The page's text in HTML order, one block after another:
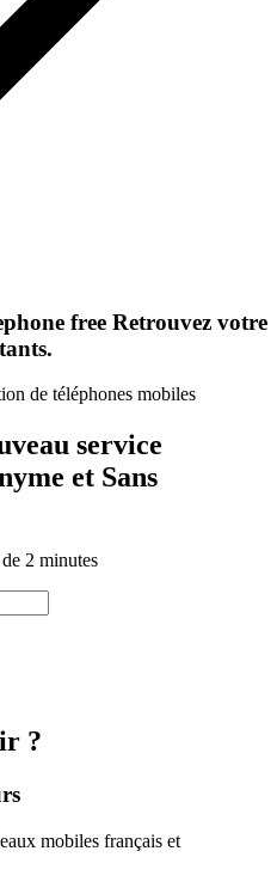
free Retrouvez votre
de téléphones mobiles
service
et Sans
2 minutes
?
mobiles français et